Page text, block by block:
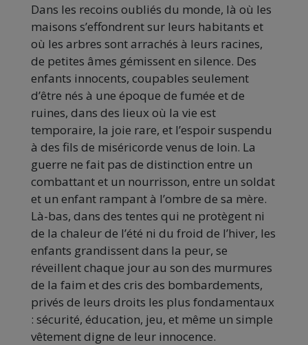
Dans les recoins oubliés du monde, là où les
maisons s’effondrent sur leurs habitants et
où les arbres sont arrachés à leurs racines,
de petites âmes gémissent en silence. Des
enfants innocents, coupables seulement
d’être nés à une époque de fumée et de
ruines, dans des lieux où la vie est
temporaire, la joie rare, et l’espoir suspendu
à des fils de miséricorde venus de loin. La
guerre ne fait pas de distinction entre un
combattant et un nourrisson, entre un soldat
et un enfant rampant à l’ombre de sa mère.
Là-bas, dans des tentes qui ne protègent ni
de la chaleur de l’été ni du froid de l’hiver, les
enfants grandissent dans la peur, se
réveillent chaque jour au son des murmures
de la faim et des cris des bombardements,
privés de leurs droits les plus fondamentaux
: sécurité, éducation, jeu, et même un simple
vêtement digne de leur innocence.